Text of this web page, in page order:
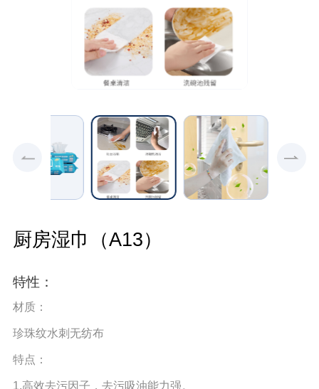
厨房湿巾（A13）
特性：
材质：
珍珠纹水刺无纺布
特点：
1.高效去污因子，去污吸油能力强。